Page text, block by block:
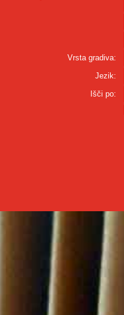
Vrsta gradiva:
Jezik:
Išči po: